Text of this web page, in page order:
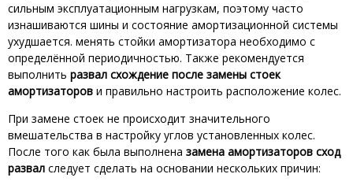
сильным эксплуатационным нагрузкам, поэтому часто
изнашиваются шины и состояние амортизационной системы
ухудшается. менять стойки амортизатора необходимо с
определённой периодичностью. Также рекомендуется
выполнить развал схождение после замены стоек
амортизаторов и правильно настроить расположение колес.
При замене стоек не происходит значительного
вмешательства в настройку углов установленных колес.
После того как была выполнена замена амортизаторов сход
развал следует сделать на основании нескольких причин: